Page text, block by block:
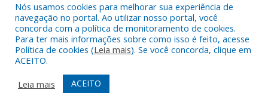
Todos os direitos reservados a Prefeitura Municipal de Portel.
Mapa do Site
Acessar Área Administrativa
Acessar Webmail
Nós usamos cookies para melhorar sua experiência de
navegação no portal. Ao utilizar nosso portal, você
concorda com a política de monitoramento de cookies.
Para ter mais informações sobre como isso é feito, acesse
Política de cookies (Leia mais). Se você concorda, clique em
ACEITO.
Leia mais
ACEITO